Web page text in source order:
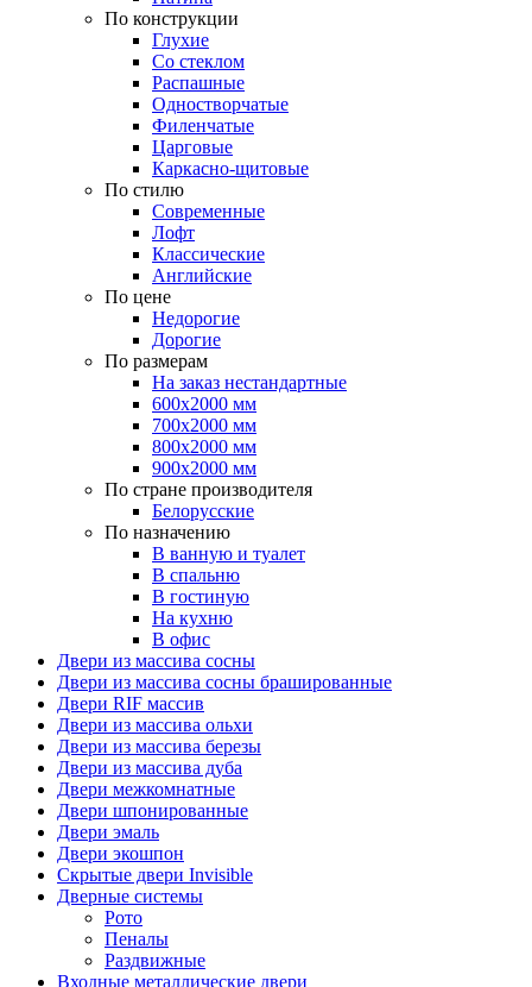
По конструкции
Глухие
Со стеклом
Распашные
Одностворчатые
Филенчатые
Царговые
Каркасно-щитовые
По стилю
Современные
Лофт
Классические
Английские
По цене
Недорогие
Дорогие
По размерам
На заказ нестандартные
600х2000 мм
700х2000 мм
800х2000 мм
900х2000 мм
По стране производителя
Белорусские
По назначению
В ванную и туалет
В спальню
В гостиную
На кухню
В офис
Двери из массива сосны
Двери из массива сосны брашированные
Двери RIF массив
Двери из массива ольхи
Двери из массива березы
Двери из массива дуба
Двери межкомнатные
Двери шпонированные
Двери эмаль
Двери экошпон
Скрытые двери Invisible
Дверные системы
Рото
Пеналы
Раздвижные
Входные металлические двери